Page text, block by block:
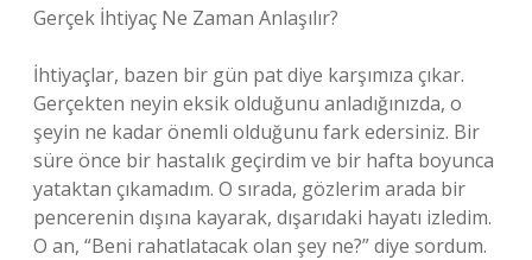
Gerçek İhtiyaç Ne Zaman Anlaşılır?
İhtiyaçlar, bazen bir gün pat diye karşımıza çıkar.
Gerçekten neyin eksik olduğunu anladığınızda, o
şeyin ne kadar önemli olduğunu fark edersiniz. Bir
süre önce bir hastalık geçirdim ve bir hafta boyunca
yataktan çıkamadım. O sırada, gözlerim arada bir
pencerenin dışına kayarak, dışarıdaki hayatı izledim.
O an, “Beni rahatlatacak olan şey ne?” diye sordum.